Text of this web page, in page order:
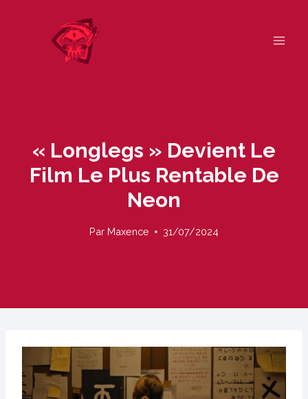
« Longlegs » Devient Le
Film Le Plus Rentable De
Neon
Par Maxence 31/07/2024